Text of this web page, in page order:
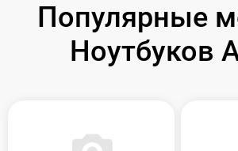
Популярные
Ноутбуков